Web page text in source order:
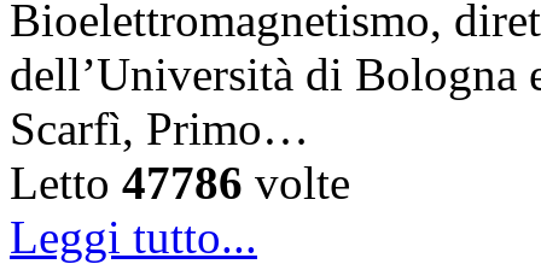
Bioelettromagnetismo,
dell’Università di Bologna
Scarfì, Primo…
Letto 47786 volte
Leggi tutto...